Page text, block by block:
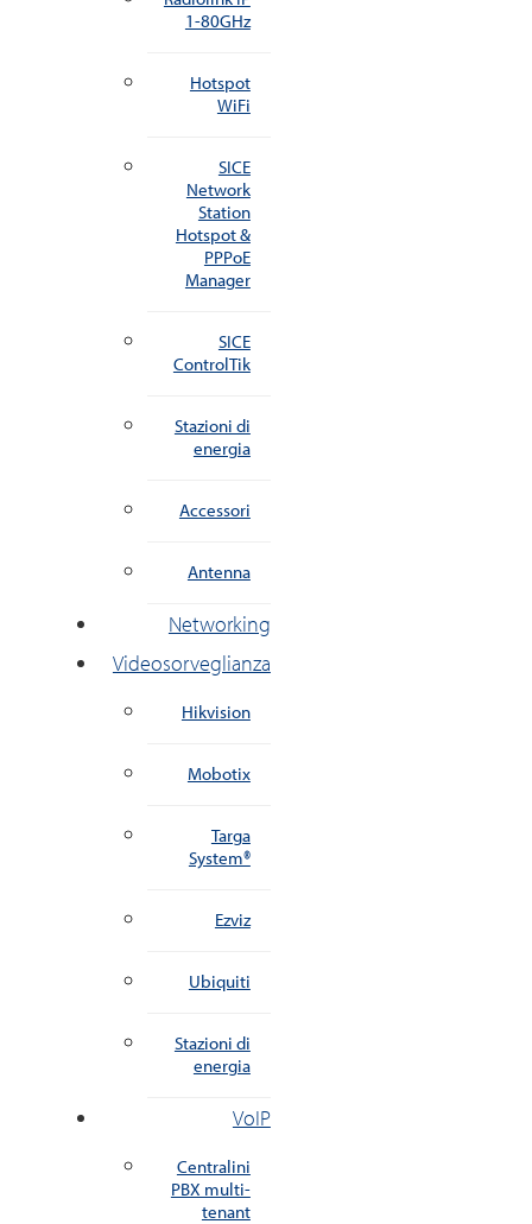
1-80GHz
Hotspot
WiFi
SICE
Network
Station
Hotspot &
PPPoE
Manager
SICE
ControlTik
Stazioni di
energia
Accessori
Antenna
Networking
Videosorveglianza
Hikvision
Mobotix
Targa
System®
Ezviz
Ubiquiti
Stazioni di
energia
VoIP
Centralini
PBX multi-
tenant